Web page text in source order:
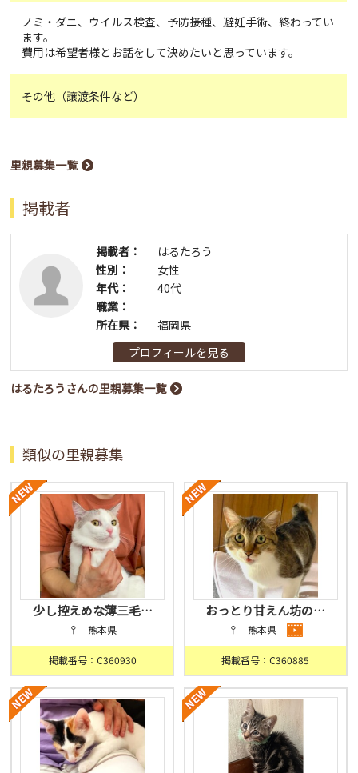
ノミ・ダニ、ウイルス検査、予防接種、避妊手術、終わってい
ます。
費用は希望者様とお話をして決めたいと思っています。
その他（譲渡条件など）
里親募集一覧
掲載者
掲載者：
はるたろう
性別：
女性
年代：
40代
職業：
所在県：
福岡県
プロフィールを見る
はるたろうさんの里親募集一覧
類似の里親募集
少し控えめな薄三毛…
♀ 熊本県
掲載番号：C360930
おっとり甘えん坊の…
♀ 熊本県
掲載番号：C360885